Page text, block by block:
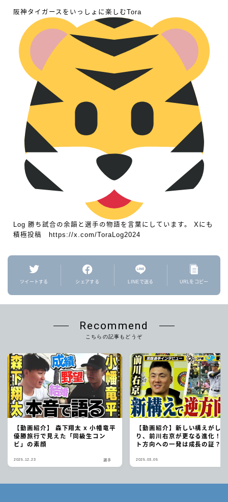
阪神タイガースをいっしょに楽しむTora
Log 勝ち試合の余韻と選手の物語を言葉にしています。 Xにも
積極投稿 https://x.com/ToraLog2024
ツイートする シェアする LINEで送る URLをコピー
Recommend
こちらの記事もどうぞ
【動画紹介】 森下翔太 x 小幡竜平
優勝旅行で見えた「同級生コン
ビ」の素顔
2025.12.23 選手
【動画紹介】新しい構えがし
り、前川右京が更なる進化！
ト方向への一発は成長の証？
2025.03.05